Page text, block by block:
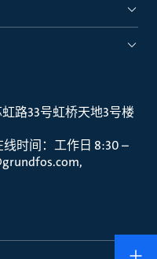
路33号虹桥天地3号楼
线时间：工作日 8:30 –